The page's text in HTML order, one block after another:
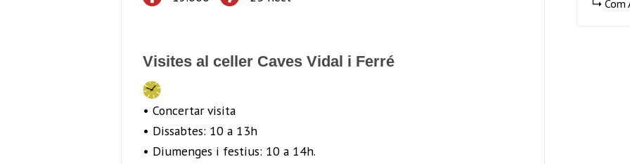
Visites al celler Caves Vidal i Ferré
• Concertar visita
• Dissabtes: 10 a 13h
• Diumenges i festius: 10 a 14h.
Com